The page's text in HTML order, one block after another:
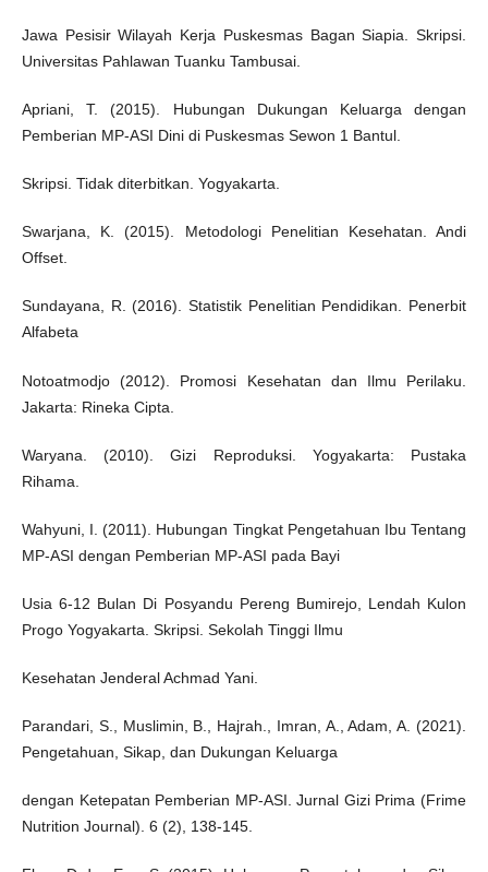
Jawa Pesisir Wilayah Kerja Puskesmas Bagan Siapia. Skripsi.
Universitas Pahlawan Tuanku Tambusai.
Apriani, T. (2015). Hubungan Dukungan Keluarga dengan
Pemberian MP-ASI Dini di Puskesmas Sewon 1 Bantul.
Skripsi. Tidak diterbitkan. Yogyakarta.
Swarjana, K. (2015). Metodologi Penelitian Kesehatan. Andi
Offset.
Sundayana, R. (2016). Statistik Penelitian Pendidikan. Penerbit
Alfabeta
Notoatmodjo (2012). Promosi Kesehatan dan Ilmu Perilaku.
Jakarta: Rineka Cipta.
Waryana. (2010). Gizi Reproduksi. Yogyakarta: Pustaka
Rihama.
Wahyuni, I. (2011). Hubungan Tingkat Pengetahuan Ibu Tentang
MP-ASI dengan Pemberian MP-ASI pada Bayi
Usia 6-12 Bulan Di Posyandu Pereng Bumirejo, Lendah Kulon
Progo Yogyakarta. Skripsi. Sekolah Tinggi Ilmu
Kesehatan Jenderal Achmad Yani.
Parandari, S., Muslimin, B., Hajrah., Imran, A., Adam, A. (2021).
Pengetahuan, Sikap, dan Dukungan Keluarga
dengan Ketepatan Pemberian MP-ASI. Jurnal Gizi Prima (Frime
Nutrition Journal). 6 (2), 138-145.